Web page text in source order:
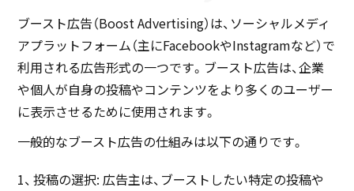
ブースト広告（Boost Advertising）は、ソーシャルメディ
アプラットフォーム（主にFacebookやInstagramなど）で
利用される広告形式の一つです。ブースト広告は、企業
や個人が自身の投稿やコンテンツをより多くのユーザー
に表示させるために使用されます。
一般的なブースト広告の仕組みは以下の通りです。
投稿の選択: 広告主は、ブーストしたい特定の投稿や